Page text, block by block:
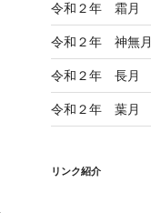
令和２年 霜月
令和２年 神無月
令和２年 長月
令和２年 葉月
リンク紹介